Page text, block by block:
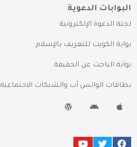
البوابات الدعوية
لجنة الدعوة الإلكترونية
بوابة الكويت للتعريف بالإسلام
بوابة الباحث عن الحقيقة
بطاقات الواتس آب والشبكات الاجتماعية